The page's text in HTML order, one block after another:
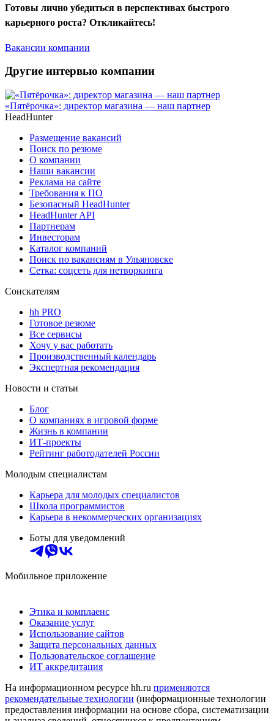
Готовы лично убедиться в перспективах быстрого
карьерного роста? Откликайтесь!
Вакансии компании
Другие интервью компании
«Пятёрочка»: директор магазина — наш партнер
HeadHunter
Размещение вакансий
Поиск по резюме
О компании
Наши вакансии
Реклама на сайте
Требования к ПО
Безопасный HeadHunter
HeadHunter API
Партнерам
Инвесторам
Каталог компаний
Поиск по вакансиям в Ульяновске
Сетка: соцсеть для нетворкинга
Соискателям
hh PRO
Готовое резюме
Все сервисы
Хочу у вас работать
Производственный календарь
Экспертная рекомендация
Новости и статьи
Блог
О компаниях в игровой форме
Жизнь в компании
ИТ-проекты
Рейтинг работодателей России
Молодым специалистам
Карьера для молодых специалистов
Школа программистов
Карьера в некоммерческих организациях
Боты для уведомлений
Мобильное приложение
Этика и комплаенс
Оказание услуг
Использование сайтов
Защита персональных данных
Пользовательское соглашение
ИТ аккредитация
На информационном ресурсе hh.ru применяются
рекомендательные технологии (информационные технологии
предоставления информации на основе сбора, систематизации